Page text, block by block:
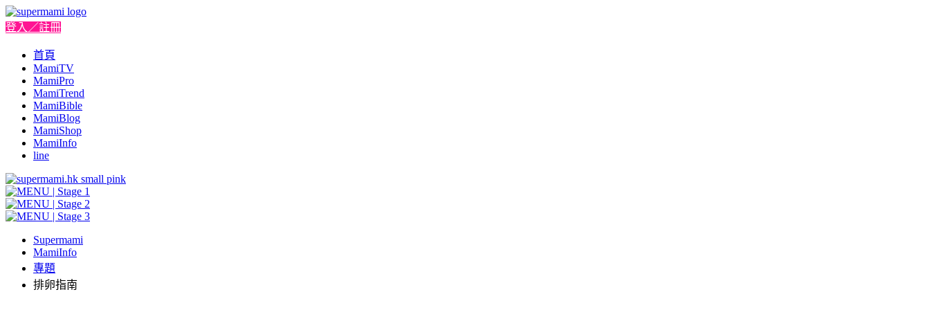
登入／註冊
首頁
MamiTV
MamiPro
MamiTrend
MamiBible
MamiBlog
MamiShop
MamiInfo
line
Supermami
MamiInfo
專題
排卵指南